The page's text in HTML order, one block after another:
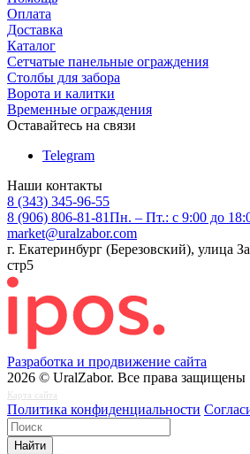
Оплата
Доставка
Каталог
Сетчатые панельные ограждения
Столбы для забора
Ворота и калитки
Временные ограждения
Оставайтесь на связи
Telegram
Наши контакты
8 (343) 345-96-55
8 (906) 806-81-81Пн. – Пт.: с 9:00 до
market@uralzabor.com
г. Екатеринбург (Березовский), улица
стр5
Разработка и продвижение сайта
2026 © UralZabor. Все права защищены
Карта сайта
Политика конфиденциальности
Найти